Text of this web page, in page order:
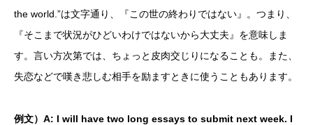
the world.”は文字通り、『この世の終わりではない』。つまり、
『そこまで状況がひどいわけではないから大丈夫』を意味しま
す。言い方次第では、ちょっと皮肉交じりになることも。また、
失恋などで嘆き悲しむ相手を励ますときに使うこともあります。
例文）A: I will have two long essays to submit next week. I